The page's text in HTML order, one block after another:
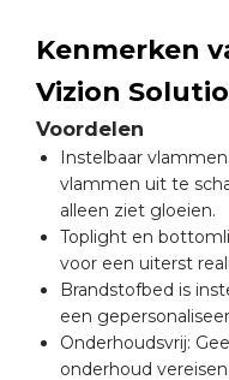
Kenmerken
Vizion
Voordelen
Instelbaar
vlammen uit te
alleen ziet gloeien.
Toplight en
voor een uiterst
Brandstofbed is
een
Onderhoudsvrij:
onderhoud vereisen.